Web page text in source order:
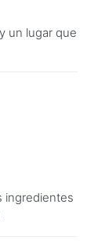
un lugar que
ingredientes